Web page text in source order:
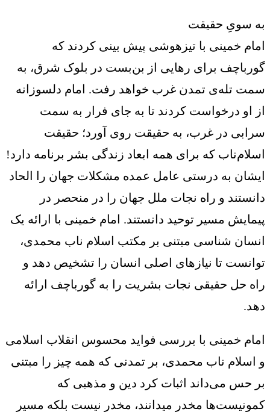
به سویِ حقیقت
امام خمینی با تیزهوشی پیش بینی کردند که
گورباچف برای رهایی از بن‌بست در بلوک شرق، به
سمت تله‌ی تمدن غرب خواهد رفت. امام دلسوزانه
از او درخواست کردند تا به جای فرار به سمت
سرابی در غرب، به حقیقت روی آورد؛ حقیقت
اسلام‌ناب که برای همه ابعاد زندگی بشر برنامه دارد!
ایشان به درستی عامل عمده مشکلات جهان را الحاد
دانستند و راه نجات ملل جهان را در منحصر در
پیمایش مسیر توحید دانستند. امام خمینی با ارائه یک
انسان شناسی مبتنی بر مکتب اسلام ناب محمدی،
توانست تا نیازهای اصلی انسان را تشخیص دهد و
راه حل حقیقی نجات بشریت را به گورباچف ارائه
دهد.
امام خمینی با بررسی فواید محسوس انقلاب اسلامی
و اسلام ناب محمدی، بر تمدنی که همه چیز را مبتنی
بر حس می‌داند اثبات کرد دین و مذهبی که
کمونیست‌ها مخدر میدانند، مخدر نیست بلکه مسیر